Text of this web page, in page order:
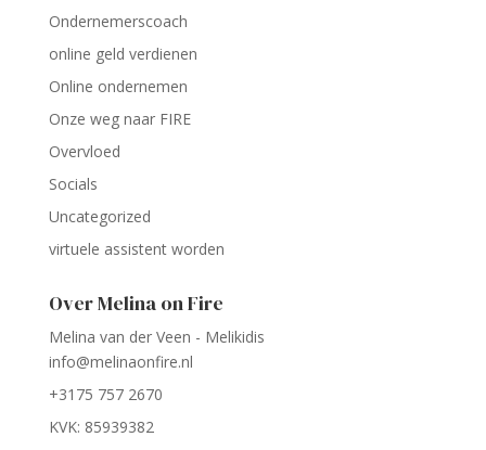
Ondernemerscoach
online geld verdienen
Online ondernemen
Onze weg naar FIRE
Overvloed
Socials
Uncategorized
virtuele assistent worden
Over Melina on Fire
Melina van der Veen - Melikidis
info@melinaonfire.nl
+3175 757 2670
KVK: 85939382